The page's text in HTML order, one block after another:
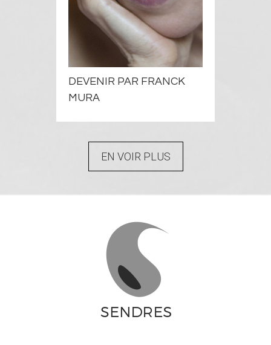
DEVENIR PAR FRANCK
MURA
EN VOIR PLUS